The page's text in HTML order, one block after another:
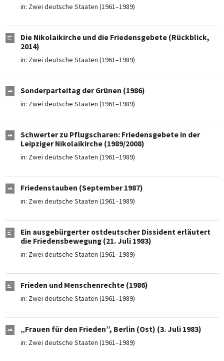
in: Zwei deutsche Staaten (1961–1989)
Die Nikolaikirche und die Friedensgebete (Rückblick,
2014)
in: Zwei deutsche Staaten (1961–1989)
Sonderparteitag der Grünen (1986)
in: Zwei deutsche Staaten (1961–1989)
Schwerter zu Pflugscharen: Friedensgebete in der
Leipziger Nikolaikirche (1989/2008)
in: Zwei deutsche Staaten (1961–1989)
Friedenstauben (September 1987)
in: Zwei deutsche Staaten (1961–1989)
Ein ausgebürgerter ostdeutscher Dissident erläutert
die Friedensbewegung (21. Juli 1983)
in: Zwei deutsche Staaten (1961–1989)
Frieden und Menschenrechte (1986)
in: Zwei deutsche Staaten (1961–1989)
„Frauen für den Frieden”, Berlin (Ost) (3. Juli 1983)
in: Zwei deutsche Staaten (1961–1989)